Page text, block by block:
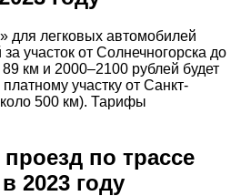
для легковых автомобилей
участок от Солнечногорска до
км и 2000–2100 рублей будет
участку от Санкт-
500 км). Тарифы
по трассе
2023 году